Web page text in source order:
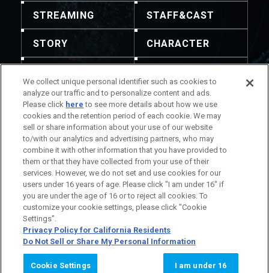
STREAMING STAFF&CAST
STORY CHARACTER
GALLERY MUSIC
THEATER
注意：禁止轉載任何內容及圖像。聯絡方式請瀏覽此處。
作品相關資訊
公司相關資訊
We collect unique personal identifier such as cookies to
analyze our traffic and to personalize content and ads.
Please click here to see more details about how we use
cookies and the retention period of each cookie. We may
sell or share information about your use of our website
to/with our analytics and advertising partners, who may
combine it with other information that you have provided to
them or that they have collected from your use of their
services. However, we do not set and use cookies for our
users under 16 years of age. Please click "I am under 16" if
you are under the age of 16 or to reject all cookies. To
customize your cookie settings, please click "Cookie
Settings".
Privacy Policy for California Residents
Do Not Sell or Share My Personal Information
Cookie Settings I am under 16